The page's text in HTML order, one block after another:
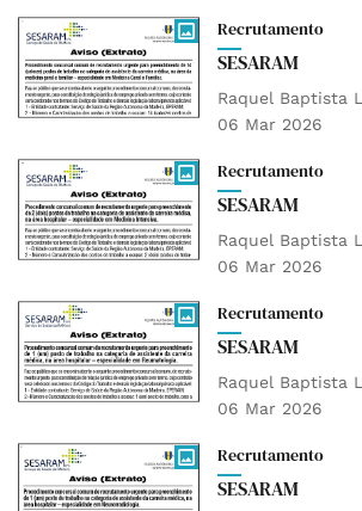
Recrutamento
SESARAM
Raquel Baptista
06 Mar 2026
Recrutamento
SESARAM
Raquel Baptista
06 Mar 2026
Recrutamento
SESARAM
Raquel Baptista
06 Mar 2026
Recrutamento
SESARAM